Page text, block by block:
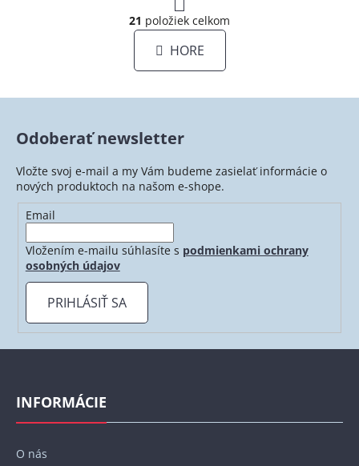
O
v
l
á
d
a
i
e
p
r
v
v
r
á
n
k
o
a
e
21 položiek celkom
HORE
Odoberať newsletter
Vložte svoj e-mail a my Vám budeme zasielať informácie o
nových produktoch na našom e-shope.
Email
Vložením e-mailu súhlasíte s podmienkami ochrany
osobných údajov
PRIHLÁSIŤ SA
Z
INFORMÁCIE
O nás